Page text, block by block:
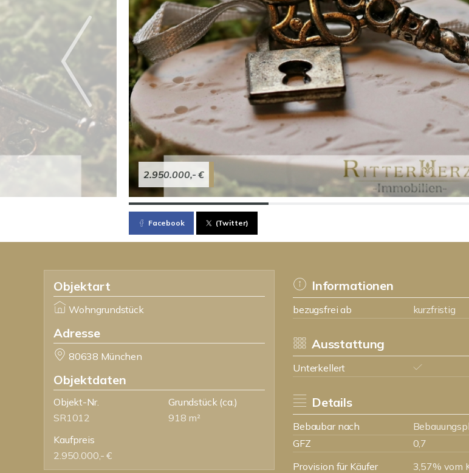
2.950.000,- €
Facebook (Twitter)
Objektart
Wohngrundstück
Adresse
80638 München
Objektdaten
Objekt-Nr.
SR1012
Grundstück(ca.)
918 m²
Kaufpreis
2.950.000,- €
Informationen
bezugsfrei ab kurzfristig
Ausstattung
Unterkellert
Details
Bebaubar nach
GFZ
0,7
Provision für Käufer
3,57% vom